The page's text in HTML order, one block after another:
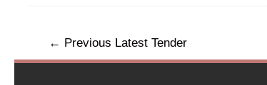
← Previous Latest Tender